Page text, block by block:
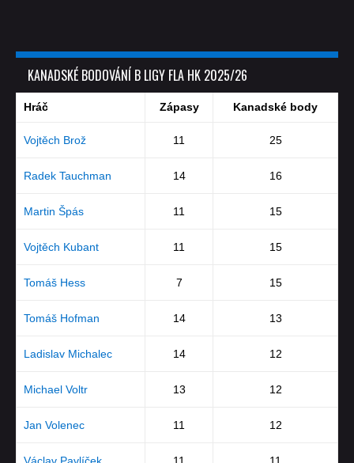
KANADSKÉ BODOVÁNÍ B LIGY FLA HK 2025/26
Hráč Zápasy Kanadské body
Vojtěch Brož 11 25
Radek Tauchman 14 16
Martin Špás 11 15
Vojtěch Kubant 11 15
Tomáš Hess 7 15
Tomáš Hofman 14 13
Ladislav Michalec 14 12
Michael Voltr 13 12
Jan Volenec 11 12